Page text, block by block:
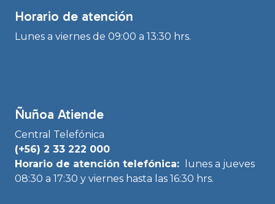
Horario de atención
Lunes a viernes de 09:00 a 13:30 hrs.
Ñuñoa Atiende
Central Telefónica
(+56) 2 33 222 000
Horario de atención telefónica:
lunes a jueves
08:30 a 17:30 y viernes hasta las 16:30 hrs.